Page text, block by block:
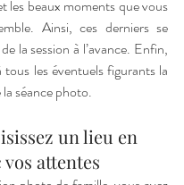
les beaux moments que vous
Ainsi, ces derniers se
la session à l’avance. Enfin,
les éventuels figurants la
séance photo.
vos attentes